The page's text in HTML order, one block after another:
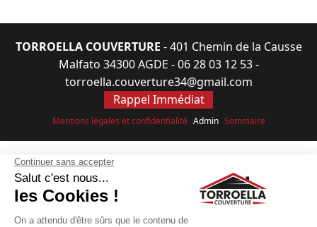
TORROELLA COUVERTURE - 401 Chemin de la Causse
Malfato 34300 AGDE -06 28 03 12 53-
torroella.couverture34@gmail.com
Rappel Immédiat
Mentions légales et confidentialité Admin Sommaire